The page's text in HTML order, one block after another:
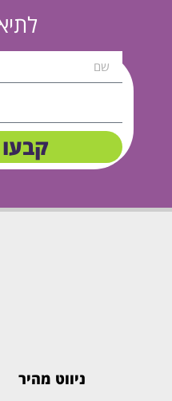
ניווט מהיר